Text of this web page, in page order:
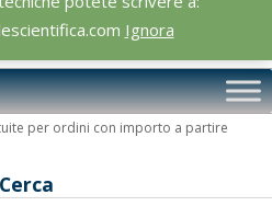
Ignora
per ordini con importo a partire
Cerca